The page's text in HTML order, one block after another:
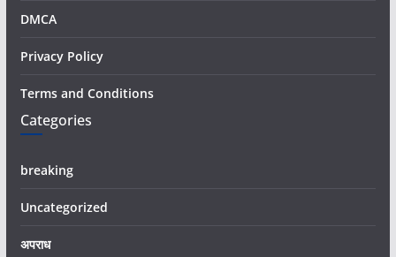
DMCA
Privacy Policy
Terms and Conditions
Categories
breaking
Uncategorized
अपराध